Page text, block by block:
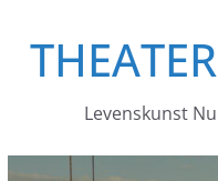
naar
Levenskunst